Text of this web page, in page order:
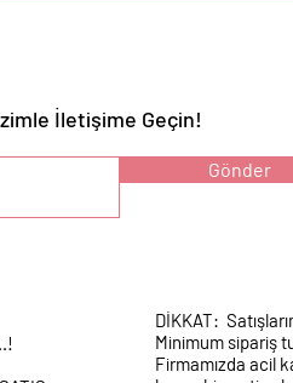
İletişime Geçin!
Gönder
DİKKAT:
Minimum sipariş
Firmamızda acil